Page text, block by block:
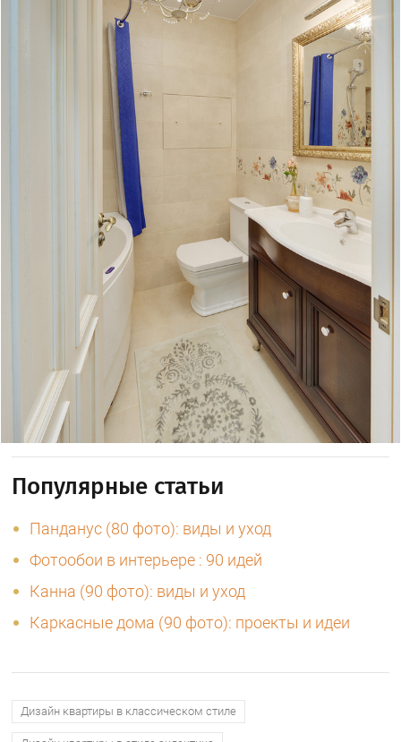
Популярные статьи
Панданус (80 фото): виды и уход
Фотообои в интерьере : 90 идей
Канна (90 фото): виды и уход
Каркасные дома (90 фото): проекты и идеи
Дизайн квартиры в классическом стиле